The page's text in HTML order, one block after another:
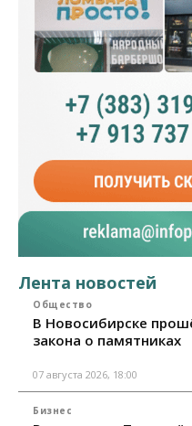
Лента новостей
Общество
В Новосибирске
закона о памятниках
07 августа 2026, 18:00
Бизнес